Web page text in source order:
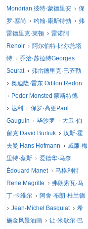
Mondrian 彼特·蒙德里安
保
罗·塞尚
约翰·康斯特勃
弗
雷德里克·莱顿
雷诺阿
Renoir
阿尔伯特·比尔施塔
特
乔治·苏拉特Georges
Seurat
弗雷德里克·巴齐勒
奥迪隆·雷东 Odilon Redon
Peder Monsted 蒙斯特德
达利
保罗·高更Paul
Gauguin
毕沙罗
大卫·伯
留克 David Burliuk
汉斯·霍
夫曼 Hans Hofmann
威廉·梅
里特·蔡斯
爱德华·马奈
Édouard Manet
马格利特
Rene Magritte
弗朗索瓦·马
丁·卡维尔
阿舍·布朗·杜兰德
Jean-Michel Basquiat
希
施金风景油画
让·米歇尔·巴